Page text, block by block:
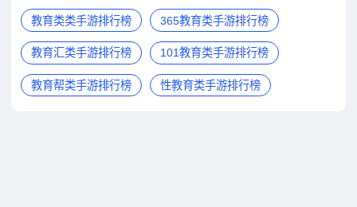
教育类类手游排行榜 365教育类手游排行榜
教育汇类手游排行榜 101教育类手游排行榜
教育帮类手游排行榜 性教育类手游排行榜